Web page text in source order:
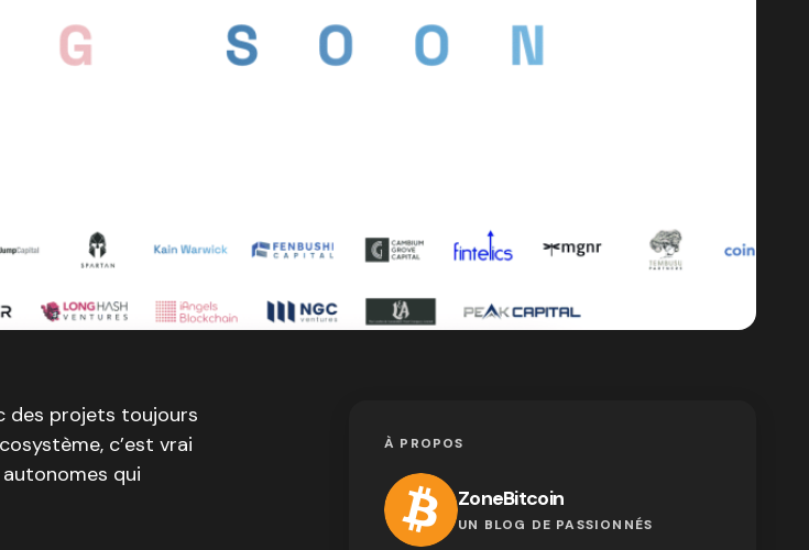
des projets toujours
c’est vrai
autonomes qui
À PROPOS
ZoneBitcoin
UN BLOG DE PASSIONNÉS